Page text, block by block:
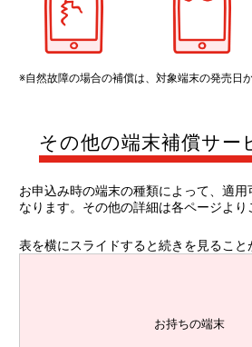
※自然故障の場合の補償は、対象端末の発売日
その他の端末補償サー
お申込み時の端末の種類によって、適
なります。その他の詳細は各ページより
表を横にスライドすると続きを見ること
お持ちの端末